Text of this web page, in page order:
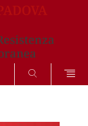
SEARCH